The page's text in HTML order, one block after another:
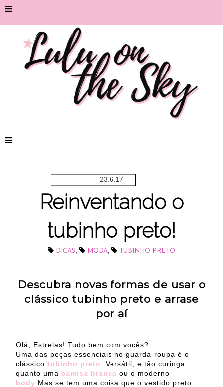
≡
≡
23.6.17
Reinventando o
tubinho preto!
DICAS, MODA, TUBINHO PRETO
Descubra novas formas de usar o
clássico tubinho preto e arrase
por aí
Olá, Estrelas! Tudo bem com vocês?
Uma das peças essenciais no guarda-roupa é o
clássico tubinho preto . Versátil
e tão curinga
quanto uma camisa branca ou o moderno
body .Mas se tem uma coisa que o vestido preto